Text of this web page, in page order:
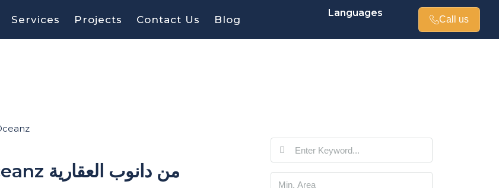
Services Projects Contact Us Blog
Languages
Call us
ما يجب معرفته عن مشروع Oceanz من دانوب العقارية